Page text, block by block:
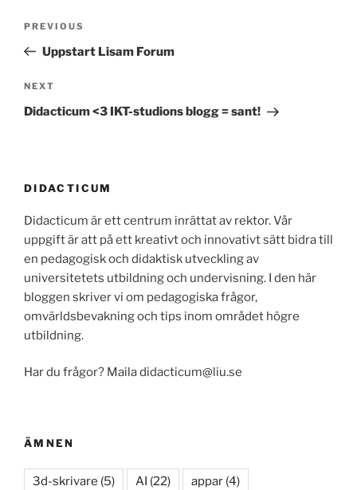
Previous
Post
PREVIOUS
Uppstart Lisam Forum
Next
Post
NEXT
Didacticum <3 IKT-studions blogg = sant!
DIDACTICUM
Didacticum är ett centrum inrättat av rektor. Vår
uppgift är att på ett kreativt och innovativt sätt bidra till
en pedagogisk och didaktisk utveckling av
universitetets utbildning och undervisning. I den här
bloggen skriver vi om pedagogiska frågor,
omvärldsbevakning och tips inom området högre
utbildning.
Har du frågor? Maila didacticum@liu.se
ÄMNEN
3d-skrivare (5) AI (22) appar (4)